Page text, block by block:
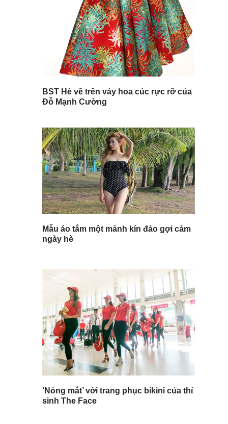
BST Hè về trên váy hoa cúc rực rỡ của
Đỗ Mạnh Cường
Mẫu áo tắm một mảnh kín đảo gợi cảm
ngày hè
‘Nóng mắt’ với trang phục bikini của thí
sinh The Face